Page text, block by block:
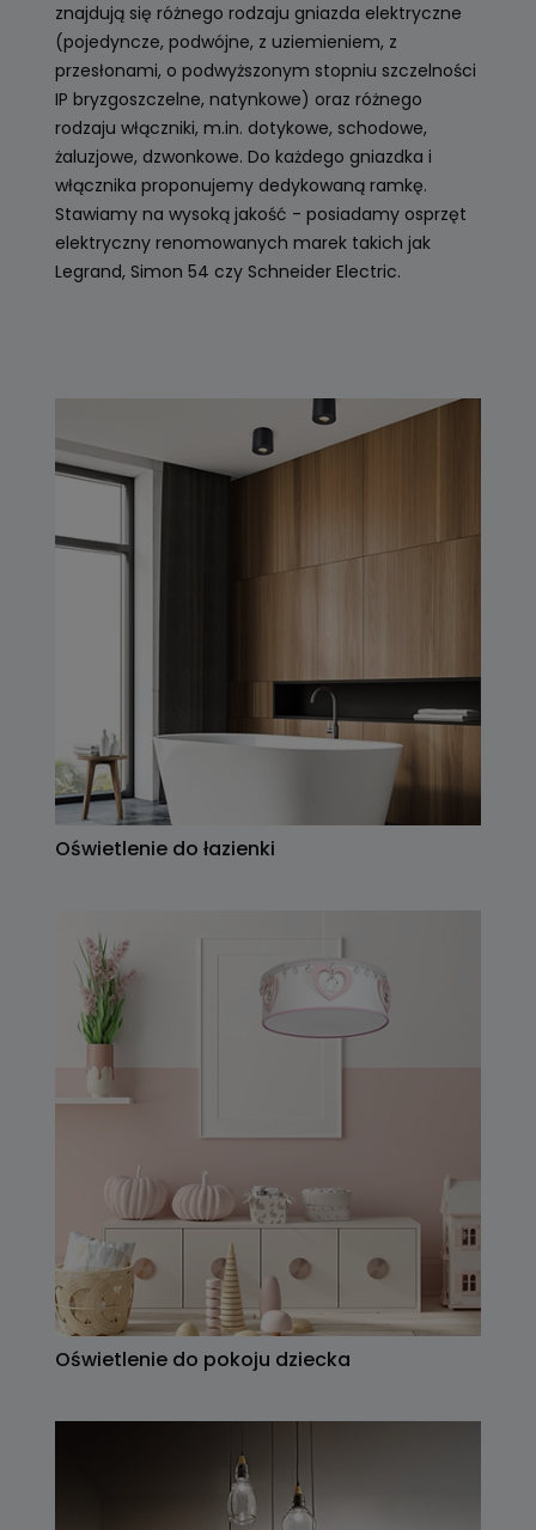
znajdują się różnego rodzaju gniazda elektryczne
(pojedyncze, podwójne, z uziemieniem, z
przesłonami, o podwyższonym stopniu szczelności
IP bryzgoszczelne, natynkowe) oraz różnego
rodzaju włączniki, m.in. dotykowe, schodowe,
żaluzjowe, dzwonkowe. Do każdego gniazdka i
włącznika proponujemy dedykowaną ramkę.
Stawiamy na wysoką jakość - posiadamy osprzęt
elektryczny renomowanych marek takich jak
Legrand, Simon 54 czy Schneider Electric.
Oświetlenie do łazienki
Oświetlenie do pokoju dziecka